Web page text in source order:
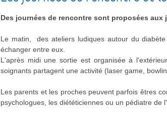
Des journées de rencontre sont proposées aux
Le matin, des ateliers ludiques autour du
échanger entre eux.
L'après midi une sortie est organisée à
soignants partagent une activité (laser game,
Les parents et les proches peuvent parfois êtres
psychologues, les diététiciennes ou un pédiatre de